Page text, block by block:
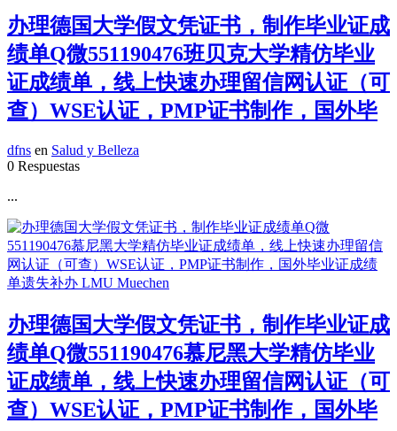
办理德国大学假文凭证书，制作毕业证成
绩单Q微551190476班贝克大学精仿毕业
证成绩单，线上快速办理留信网认证（可
查）WSE认证，PMP证书制作，国外毕
dfns en Salud y Belleza
0 Respuestas
...
办理德国大学假文凭证书，制作毕业证成
绩单Q微551190476慕尼黑大学精仿毕业
证成绩单，线上快速办理留信网认证（可
查）WSE认证，PMP证书制作，国外毕